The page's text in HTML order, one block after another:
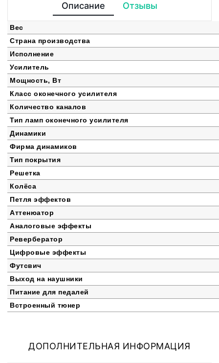
Описание Отзывы
Вес
Страна производства
Исполнение
Усилитель
Мощность, Вт
Класс оконечного усилителя
Количество каналов
Тип ламп оконечного усилителя
Динамики
Фирма динамиков
Тип покрытия
Решетка
Колёса
Петля эффектов
Аттенюатор
Аналоговые эффекты
Ревербератор
Цифровые эффекты
Футсвич
Выход на наушники
Питание для педалей
Встроенный тюнер
ДОПОЛНИТЕЛЬНАЯ ИНФОРМАЦИЯ